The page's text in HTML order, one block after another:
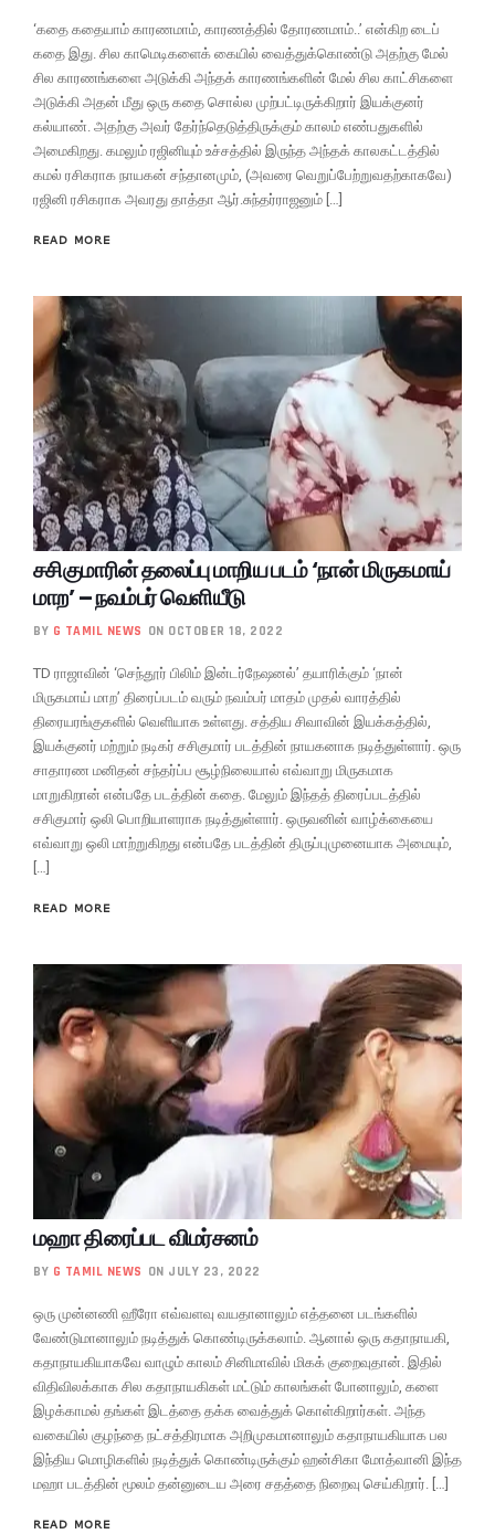
‘கதை கதையாம் காரணமாம், காரணத்தில் தோரணமாம்..’ என்கிற டைப்
கதை இது. சில காமெடிகளைக் கையில் வைத்துக்கொண்டு அதற்கு மேல்
சில காரணங்களை அடுக்கி அந்தக் காரணங்களின் மேல் சில காட்சிகளை
அடுக்கி அதன் மீது ஒரு கதை சொல்ல முற்பட்டிருக்கிறார் இயக்குனர்
கல்யாண். அதற்கு அவர் தேர்ந்தெடுத்திருக்கும் காலம் எண்பதுகளில்
அமைகிறது. கமலும் ரஜினியும் உச்சத்தில் இருந்த அந்தக் காலகட்டத்தில்
கமல் ரசிகராக நாயகன் சந்தானமும், (அவரை வெறுப்பேற்றுவதற்காகவே)
ரஜினி ரசிகராக அவரது தாத்தா ஆர்.சுந்தர்ராஜனும் […]
READ MORE
சசிகுமாரின் தலைப்பு மாறிய படம் ‘நான் மிருகமாய்
மாற’ – நவம்பர் வெளியீடு
BY G TAMIL NEWS ON OCTOBER 18, 2022
TD ராஜாவின் ‘செந்தூர் பிலிம் இன்டர்நேஷனல்’ தயாரிக்கும் ‘நான்
மிருகமாய் மாற’ திரைப்படம் வரும் நவம்பர் மாதம் முதல் வாரத்தில்
திரையரங்குகளில் வெளியாக உள்ளது. சத்திய சிவாவின் இயக்கத்தில்,
இயக்குனர் மற்றும் நடிகர் சசிகுமார் படத்தின் நாயகனாக நடித்துள்ளார். ஒரு
சாதாரண மனிதன் சந்தர்ப்ப சூழ்நிலையால் எவ்வாறு மிருகமாக
மாறுகிறான் என்பதே படத்தின் கதை. மேலும் இந்தத் திரைப்படத்தில்
சசிகுமார் ஒலி பொறியாளராக நடித்துள்ளார். ஒருவனின் வாழ்க்கையை
எவ்வாறு ஒலி மாற்றுகிறது என்பதே படத்தின் திருப்புமுனையாக அமையும்,
[…]
READ MORE
மஹா திரைப்பட விமர்சனம்
BY G TAMIL NEWS ON JULY 23, 2022
ஒரு முன்னணி ஹீரோ எவ்வளவு வயதானாலும் எத்தனை படங்களில்
வேண்டுமானாலும் நடித்துக் கொண்டிருக்கலாம். ஆனால் ஒரு கதாநாயகி,
கதாநாயகியாகவே வாழும் காலம் சினிமாவில் மிகக் குறைவுதான். இதில்
விதிவிலக்காக சில கதாநாயகிகள் மட்டும் காலங்கள் போனாலும், களை
இழக்காமல் தங்கள் இடத்தை தக்க வைத்துக் கொள்கிறார்கள். அந்த
வகையில் குழந்தை நட்சத்திரமாக அறிமுகமானாலும் கதாநாயகியாக பல
இந்திய மொழிகளில் நடித்துக் கொண்டிருக்கும் ஹன்சிகா மோத்வானி இந்த
மஹா படத்தின் மூலம் தன்னுடைய அரை சதத்தை நிறைவு செய்கிறார். […]
READ MORE